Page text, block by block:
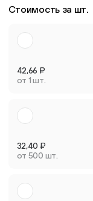
Стоимость за шт.
42,66 ₽
от 1 шт.
32,40 ₽
от 500 шт.